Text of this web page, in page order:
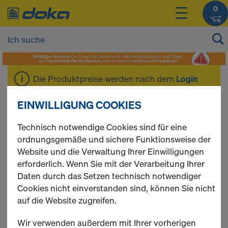
0
Die Produktpreise werden nach dem Login
% SALE
GEBRAUCHT %
Ausfahrbühnen
EINWILLIGUNG COOKIES
Technisch notwendige Cookies sind für eine
ordnungsgemäße und sichere Funktionsweise der
Website und die Verwaltung Ihrer Einwilligungen
erforderlich. Wenn Sie mit der Verarbeitung Ihrer
Daten durch das Setzen technisch notwendiger
Cookies nicht einverstanden sind, können Sie nicht
auf die Website zugreifen.
Wir verwenden außerdem mit Ihrer vorherigen